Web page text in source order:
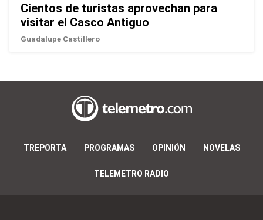
Cientos de turistas aprovechan para
visitar el Casco Antiguo
Guadalupe Castillero
TREPORTA PROGRAMAS OPINIÓN NOVELAS
TELEMETRO RADIO